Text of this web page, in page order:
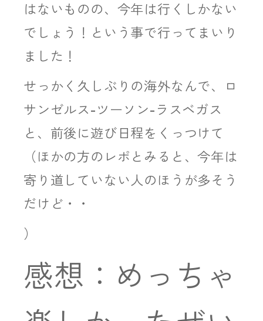
はないものの、今年は行くしかない
でしょう！という事で行ってまいり
ました！
せっかく久しぶりの海外なんで、ロ
サンゼルス-ツーソン-ラスベガス
と、前後に遊び日程をくっつけて
（ほかの方のレポとみると、今年は
寄り道していない人のほうが多そう
だけど・・
）
感想：めっちゃ